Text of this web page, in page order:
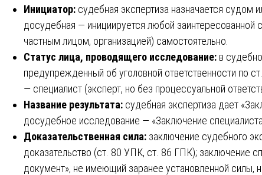
Инициатор: судебная экспертиза назначается судом
досудебная — инициируется любой заинтересованной
частным лицом, организацией) самостоятельно.
Статус лица, проводящего исследование: в
предупрежденный об уголовной ответственности по
— специалист (эксперт, но без процессуальной
Название результата: судебная экспертиза дает
досудебное исследование — «Заключение
Доказательственная сила: заключение судебного
доказательство (ст. 80 УПК, ст. 86 ГПК); заключение
документ», не имеющий заранее установленной силы,